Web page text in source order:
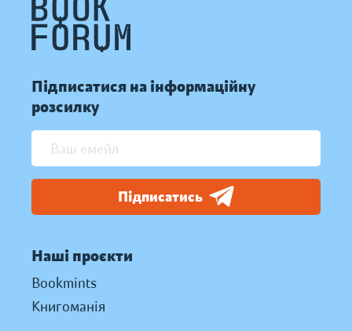
Підписатися на інформаційну
розсилку
Підписатись
Наші проєкти
Bookmints
Книгоманія